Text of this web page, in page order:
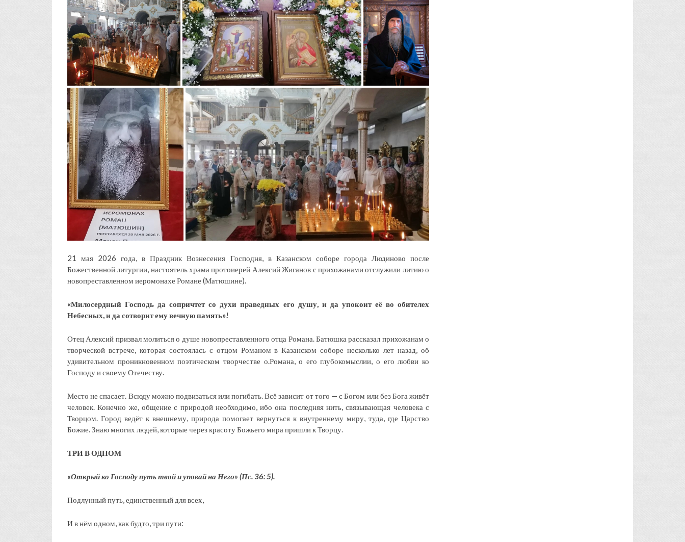
21 мая 2026 года, в Праздник Вознесения Господня, в Казанском соборе города Людиново после
Божественной литургии, настоятель храма протоиерей Алексий Жиганов с прихожанами отслужили литию о
новопреставленном иеромонахе Романе (Матюшине).
«Милосердный Господь да сопричтет со духи праведных его душу, и да упокоит её во обителех
Небесных, и да сотворит ему вечную память»!
Отец Алексий призвал молиться о душе новопреставленного отца Романа. Батюшка рассказал прихожанам о
творческой встрече, которая состоялась с отцом Романом в Казанском соборе несколько лет назад, об
удивительном проникновенном поэтическом творчестве о.Романа, о его глубокомыслии, о его любви ко
Господу и своему Отечеству.
Место не спасает. Всюду можно подвизаться или погибать. Всё зависит от того — с Богом или без Бога живёт
человек. Конечно же, общение с природой необходимо, ибо она последняя нить, связывающая человека с
Творцом. Город ведёт к внешнему, природа помогает вернуться к внутреннему миру, туда, где Царство
Божие. Знаю многих людей, которые через красоту Божьего мира пришли к Творцу.
ТРИ В ОДНОМ
«Открый ко Господу путь твой и уповай на Него» (Пс. 36: 5).
Подлунный путь, единственный для всех,
И в нём одном, как будто, три пути: